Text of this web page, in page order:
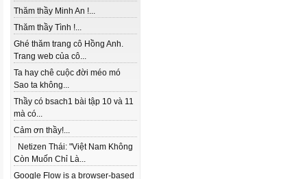
Thăm thầy Minh An !...
Thăm thầy Tình !...
Ghé thăm trang cô Hồng Anh.
Trang web của cô...
Ta hay chê cuộc đời méo mó
Sao ta không...
Thầy có bsach1 bài tập 10 và 11
mà có...
Cảm ơn thầy!...
Netizen Thái: "Việt Nam Không
Còn Muốn Chỉ Là...
Google Flow is a browser-based